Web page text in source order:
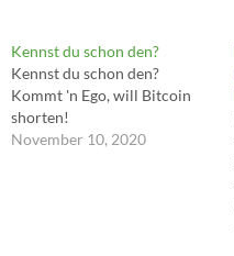
Kennst du schon den?
Kennst du schon den?
Kommt 'n Ego, will Bitcoin
shorten!
November 10, 2020